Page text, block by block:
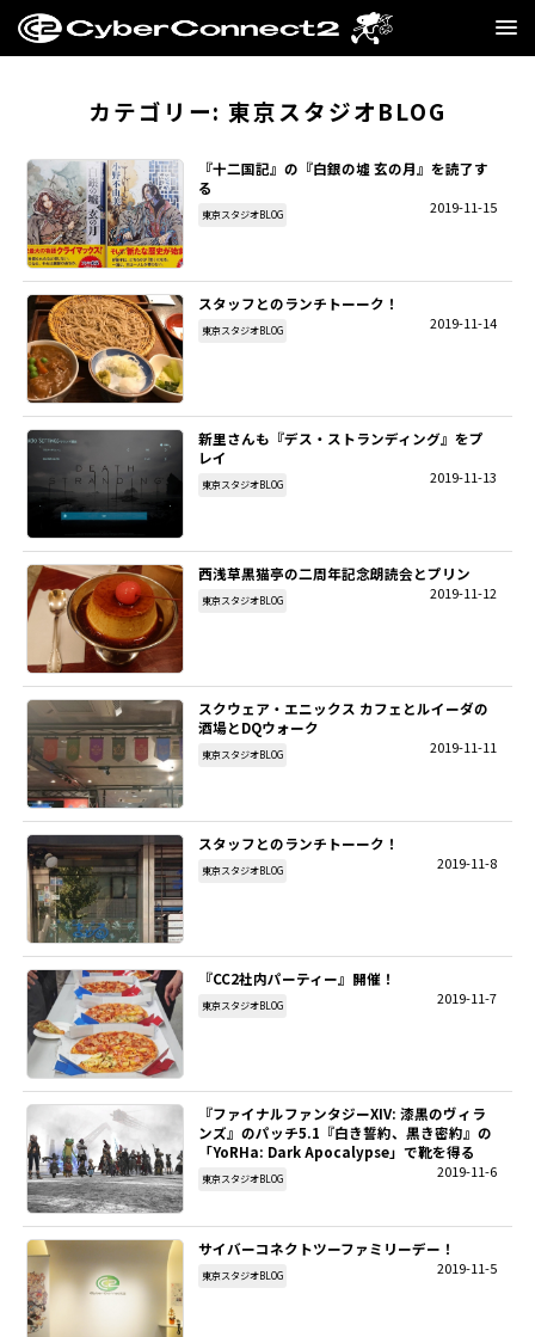
MANGA・NOVEL
FILM
CC2STORE
COMPANY
RECRUIT
SITEMAP
カテゴリー: 東京スタジオBLOG
『十二国記』の『白銀の墟 玄の月』を読了す
る
2019-11-15
東京スタジオBLOG
スタッフとのランチトーーク！
2019-11-14
東京スタジオBLOG
新里さんも『デス・ストランディング』をプ
レイ
2019-11-13
東京スタジオBLOG
西浅草黒猫亭の二周年記念朗読会とプリン
2019-11-12
東京スタジオBLOG
スクウェア・エニックス カフェとルイーダの
酒場とDQウォーク
2019-11-11
東京スタジオBLOG
スタッフとのランチトーーク！
2019-11-8
東京スタジオBLOG
『CC2社内パーティー』開催！
2019-11-7
東京スタジオBLOG
『ファイナルファンタジーXIV: 漆黒のヴィラ
ンズ』のパッチ5.1『白き誓約、黒き密約』の
「YoRHa: Dark Apocalypse」で靴を得る
2019-11-6
東京スタジオBLOG
サイバーコネクトツーファミリーデー！
2019-11-5
東京スタジオBLOG